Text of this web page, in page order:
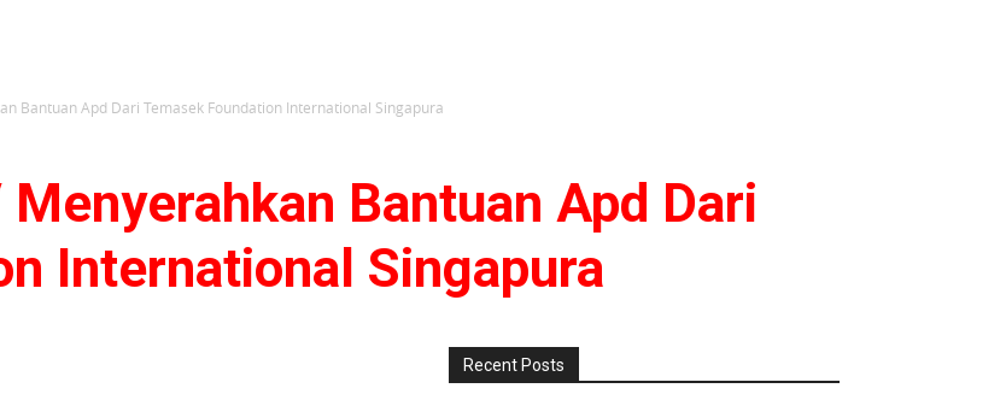
Bantuan Apd Dari Temasek Foundation International Singapura
Bantuan Apd Dari
International Singapura
Recent Posts